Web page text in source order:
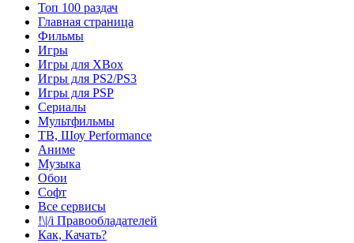
Топ 100 раздач
Главная страница
Фильмы
Игры
Игры для XBox
Игры для PS2/PS3
Игры для PSP
Сериалы
Мультфильмы
ТВ, Шоу Performance
Аниме
Музыка
Обои
Софт
Все сервисы
!\|/i Правообладателей
Как, Качать?